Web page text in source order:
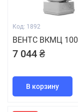
Код: 1892
ВЕНТС ВКМЦ 100
7 044 ₴
В корзину